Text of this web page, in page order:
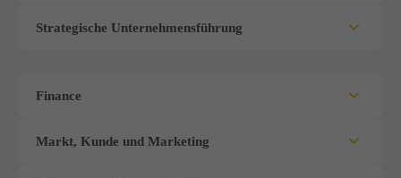
Strategische Unternehmensführung
Finance
Markt, Kunde und Marketing